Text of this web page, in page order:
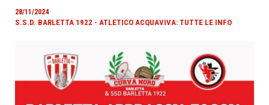
28/11/2024
S.S.D. BARLETTA 1922 - ATLETICO ACQUAVIVA: TUTTE LE INFO